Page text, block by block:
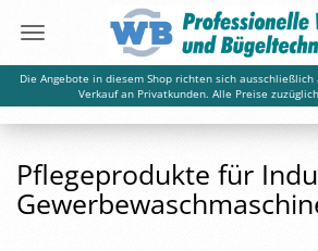
Die Angebote in diesem Shop richten sich
Verkauf an Privatkunden. Alle Preise
Pflegeprodukte für